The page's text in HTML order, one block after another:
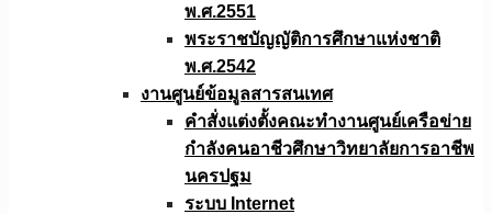
พ.ศ.2551
พระราชบัญญัติการศึกษาแห่งชาติ
พ.ศ.2542
งานศูนย์ข้อมูลสารสนเทศ
คำสั่งแต่งตั้งคณะทำงานศูนย์เครือข่าย
กำลังคนอาชีวศึกษาวิทยาลัยการอาชีพ
นครปฐม
ระบบ Internet